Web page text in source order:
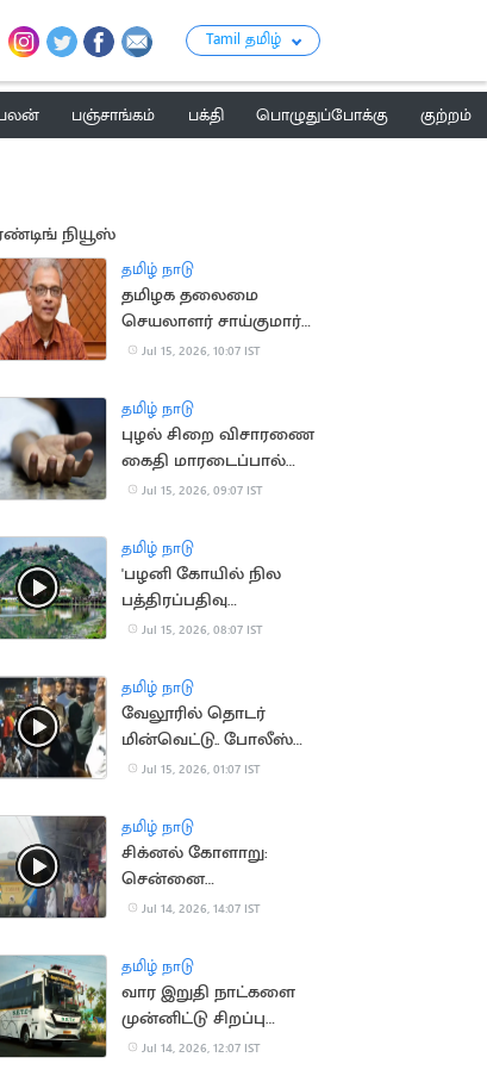
Tamil தமிழ்
பஞ்சாங்கம் பக்தி பொழுதுப்போக்கு
குற்றம்
நியூஸ்
தமிழ் நாடு
தமிழக தலைமை
செயலாளர் சாய்குமார்
பதவிக்காலம் 6
Jul 15, 2026, 10:07 IST
தமிழ் நாடு
புழல் சிறை விசாரணை
கைதி மாரடைப்பால்
திடீர் உயிரிழப்பு
Jul 15, 2026, 09:07 IST
தமிழ் நாடு
'பழனி கோயில் நில
பத்திரப்பதிவு
செல்லாது'.. நீதிமன்றம்
Jul 15, 2026, 08:07 IST
தமிழ் நாடு
வேலூரில் தொடர்
மின்வெட்டு.. போலீஸ்
பேச்சால் சர்ச்சை
Jul 15, 2026, 01:07 IST
தமிழ் நாடு
சிக்னல் கோளாறு:
சென்னை
கடற்கரையில் புறநகர்
Jul 14, 2026, 14:07 IST
தமிழ் நாடு
வார இறுதி நாட்களை
முன்னிட்டு சிறப்பு
பேருந்துகள் இயக்கம்
Jul 14, 2026, 12:07 IST